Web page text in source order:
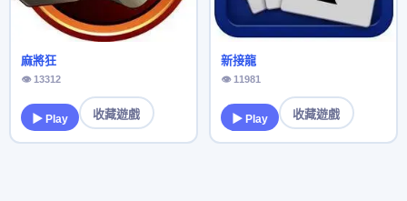
麻將狂
👁 13312
▶ Play 收藏遊戲
新接龍
👁 11981
▶ Play 收藏遊戲